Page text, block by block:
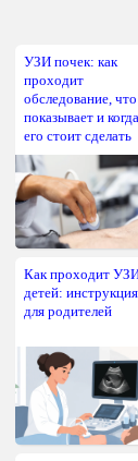
УЗИ почек: как
проходит
обследование, что
показывает и когда
его стоит сделать
Как проходит
детей: инструкция
для родителей